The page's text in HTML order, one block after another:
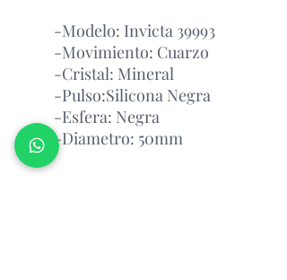
-Modelo: Invicta 39993
-Movimiento: Cuarzo
-Cristal: Mineral
-Pulso:Silicona Negra
-Esfera: Negra
-Diametro: 50mm